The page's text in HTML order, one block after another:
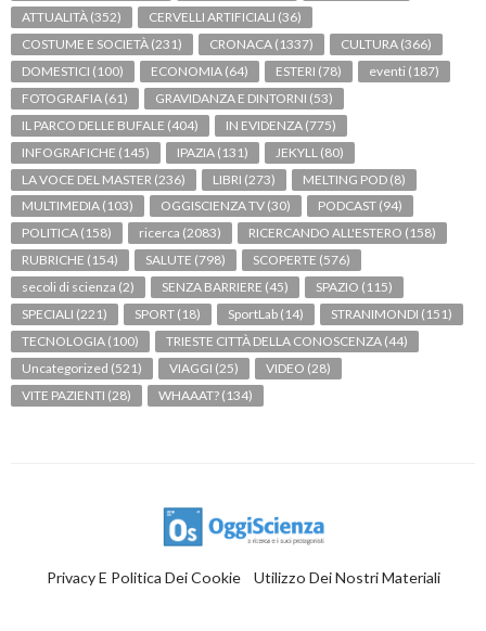
ATTUALITÀ (352) CERVELLI ARTIFICIALI (36)
COSTUME E SOCIETÀ (231) CRONACA (1337) CULTURA (366)
DOMESTICI (100) ECONOMIA (64) ESTERI (78) eventi (187)
FOTOGRAFIA (61) GRAVIDANZA E DINTORNI (53)
IL PARCO DELLE BUFALE (404) IN EVIDENZA (775)
INFOGRAFICHE (145) IPAZIA (131) JEKYLL (80)
LA VOCE DEL MASTER (236) LIBRI (273) MELTING POD (8)
MULTIMEDIA (103) OGGISCIENZA TV (30) PODCAST (94)
POLITICA (158) ricerca (2083) RICERCANDO ALL'ESTERO (158)
RUBRICHE (154) SALUTE (798) SCOPERTE (576)
secoli di scienza (2) SENZA BARRIERE (45) SPAZIO (115)
SPECIALI (221) SPORT (18) SportLab (14) STRANIMONDI (151)
TECNOLOGIA (100) TRIESTE CITTÀ DELLA CONOSCENZA (44)
Uncategorized (521) VIAGGI (25) VIDEO (28)
VITE PAZIENTI (28) WHAAAT? (134)
Privacy E Politica Dei Cookie Utilizzo Dei Nostri Materiali